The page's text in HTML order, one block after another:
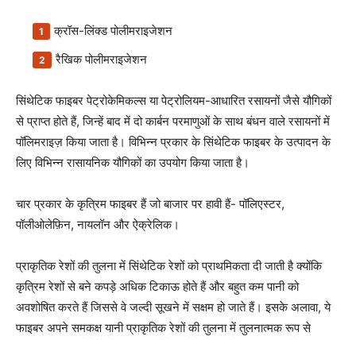
क्रॉस-लिंक्ड पोलीमराइजेशन
रैखिक पोलीमराइजेशन
सिंथेटिक फाइबर पेट्रोकेमिकल्स या पेट्रोलियम-आधारित रसायनों जैसे यौगिकों
से प्राप्त होते हैं, जिन्हें बाद में दो कार्बन परमाणुओं के साथ बंधन वाले रसायनों में
पॉलिमराइज़ किया जाता है। विभिन्न प्रकार के सिंथेटिक फाइबर के उत्पादन के
लिए विभिन्न रासायनिक यौगिकों का उपयोग किया जाता है।
चार प्रकार के कृत्रिम फाइबर हैं जो बाजार पर हावी हैं- पॉलिएस्टर,
पॉलीओलेफ़िन, नायलॉन और ऐक्रेलिक।
प्राकृतिक रेशों की तुलना में सिंथेटिक रेशों को प्राथमिकता दी जाती है क्योंकि
कृत्रिम रेशों से बने कपड़े अधिक टिकाऊ होते हैं और बहुत कम पानी को
अवशोषित करते हैं जिससे वे जल्दी सूखने में सक्षम हो जाते हैं। इसके अलावा, ये
फाइबर अपने समकक्ष यानी प्राकृतिक रेशों की तुलना में तुलनात्मक रूप से